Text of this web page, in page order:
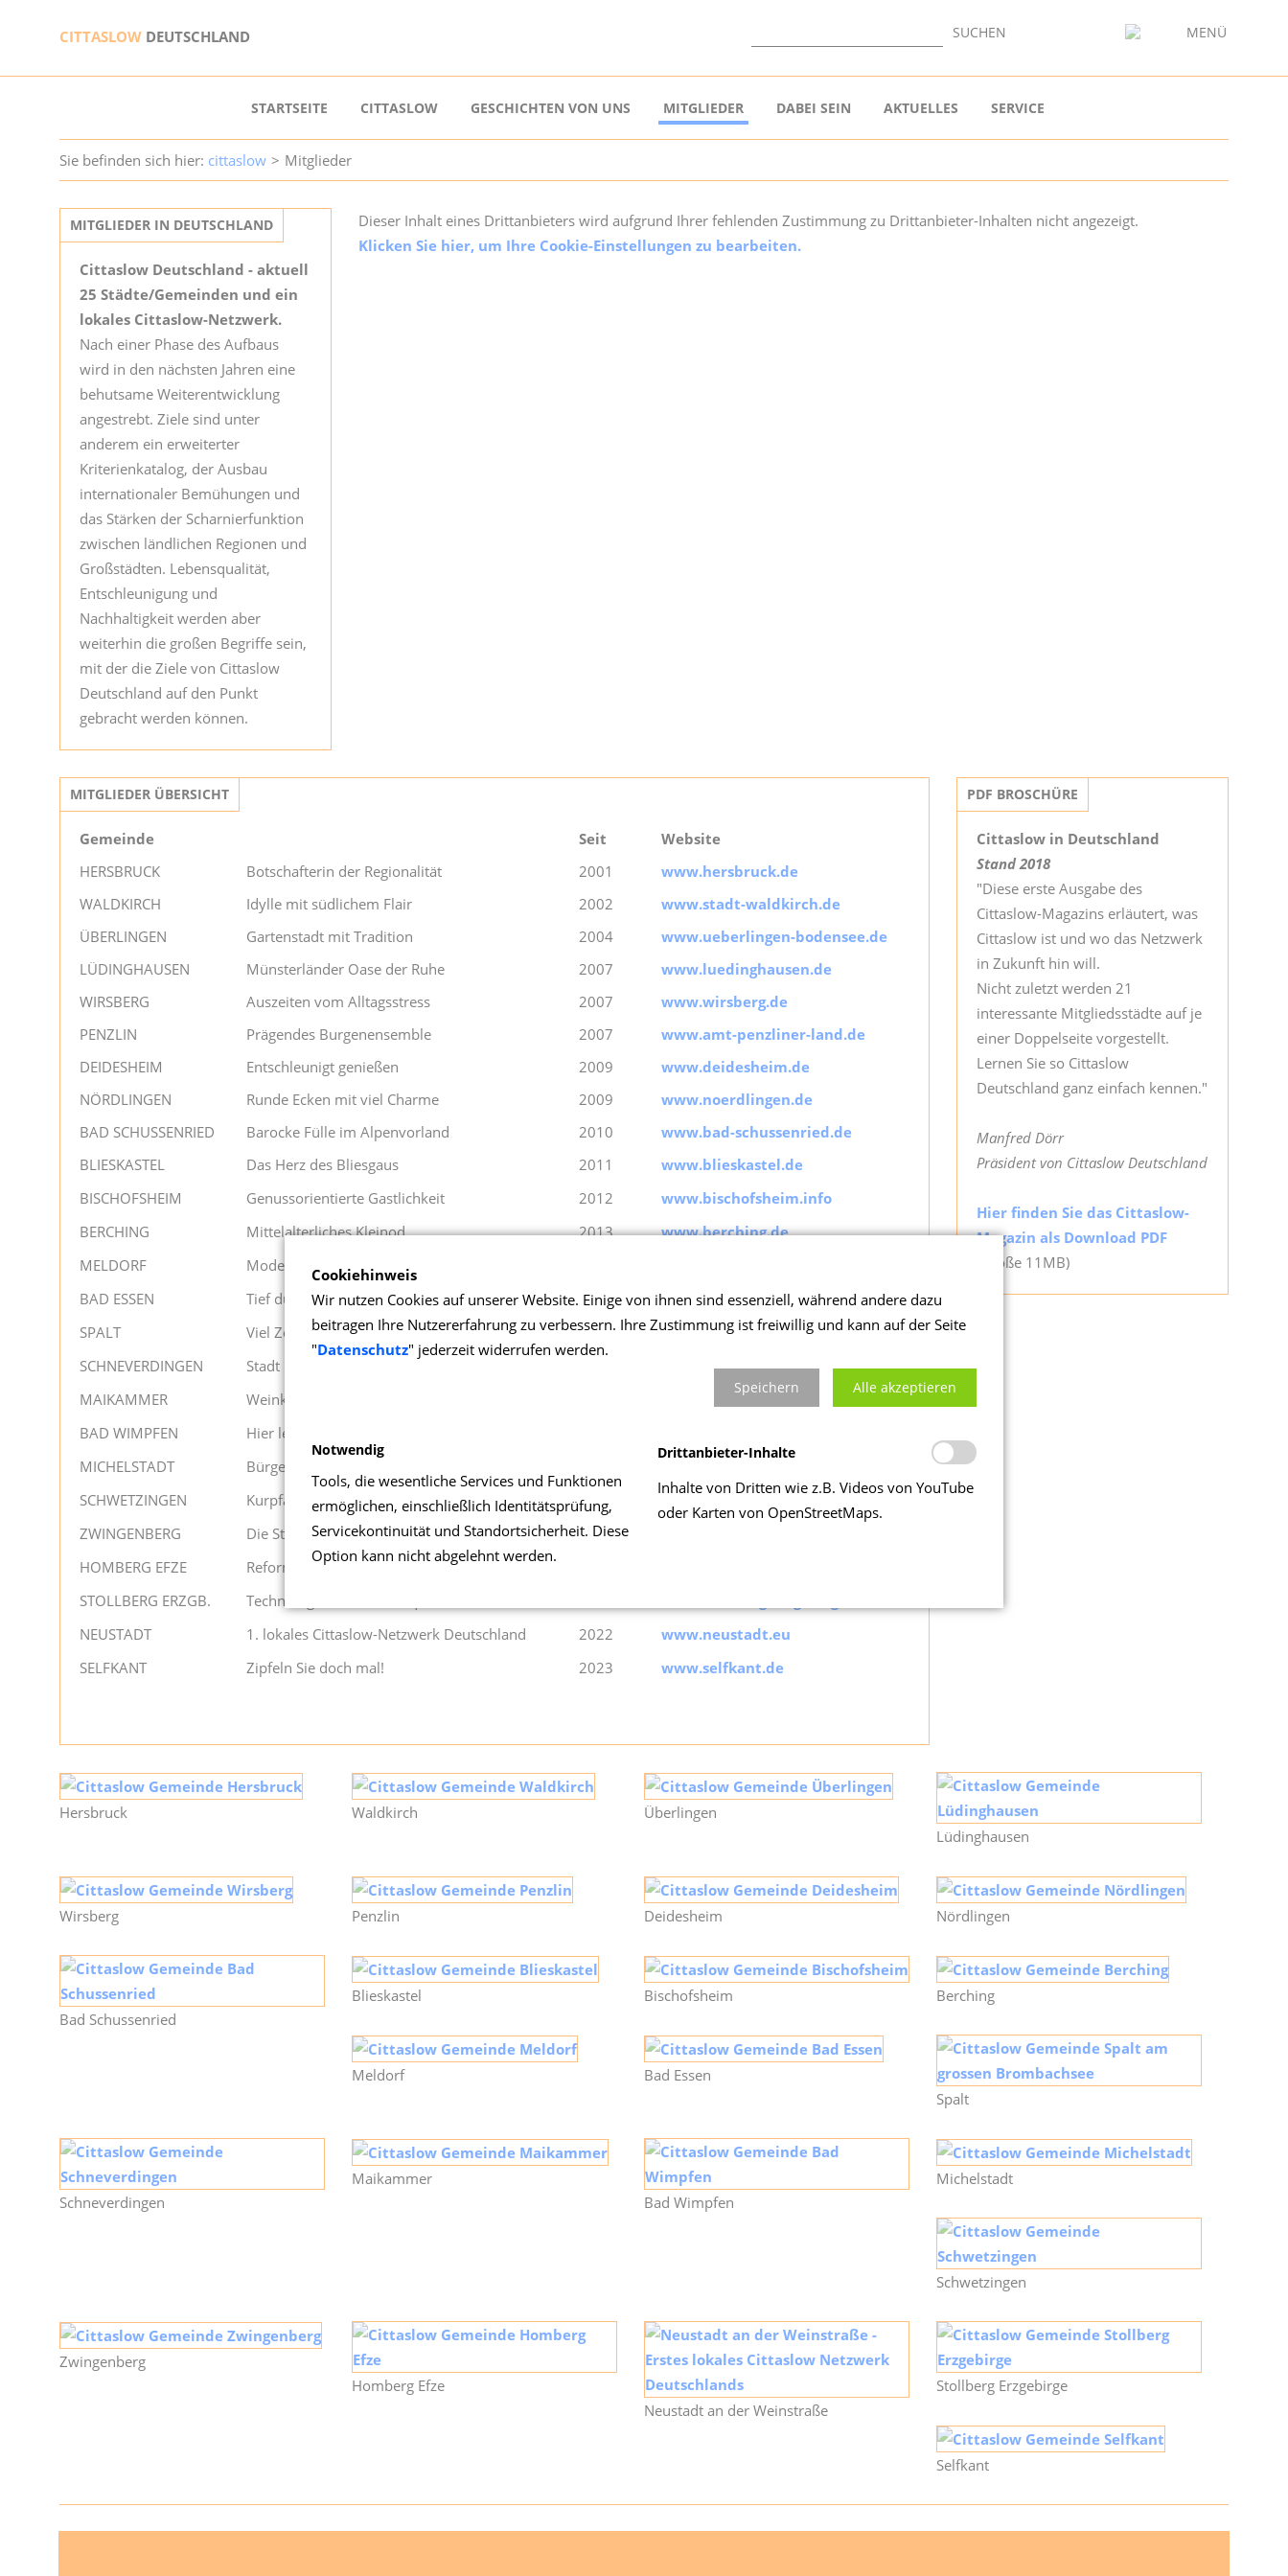
CITTASLOW DEUTSCHLAND SUCHEN MENÜ
STARTSEITE CITTASLOW GESCHICHTEN VON UNS MITGLIEDER DABEI SEIN AKTUELLES SERVICE
cittaslow Mitglieder
MITGLIEDER IN DEUTSCHLAND
Cittaslow Deutschland - aktuell
25 Städte/Gemeinden und ein
lokales Cittaslow-Netzwerk.
Nach einer Phase des Aufbaus
wird in den nächsten Jahren eine
behutsame Weiterentwicklung
angestrebt. Ziele sind unter
anderem ein erweiterter
Kriterienkatalog, der Ausbau
internationaler Bemühungen und
das Stärken der Scharnierfunktion
zwischen ländlichen Regionen und
Großstädten. Lebensqualität,
Entschleunigung und
Nachhaltigkeit werden aber
weiterhin die großen Begriffe sein,
mit der die Ziele von Cittaslow
Deutschland auf den Punkt
gebracht werden können.
Dieser Inhalt eines Drittanbieters wird aufgrund Ihrer fehlenden Zustimmung zu Drittanbieter-Inhalten nicht angezeigt.
Klicken Sie hier, um Ihre Cookie-Einstellungen zu bearbeiten.
MITGLIEDER ÜBERSICHT
Gemeinde Seit
Website
HERSBRUCK
Botschafterin der Regionalität 2001
www.hersbruck.de
WALDKIRCH
Idylle mit südlichem Flair 2002
www.stadt-waldkirch.de
ÜBERLINGEN
Gartenstadt mit Tradition 2004
www.ueberlingen-bodensee.de
LÜDINGHAUSEN
Münsterländer Oase der Ruhe 2007
www.luedinghausen.de
WIRSBERG
Auszeiten vom Alltagsstress 2007
www.wirsberg.de
PENZLIN
Prägendes Burgenensemble 2007
www.amt-penzliner-land.de
DEIDESHEIM
Entschleunigt genießen 2009
www.deidesheim.de
NÖRDLINGEN
Runde Ecken mit viel Charme 2009
www.noerdlingen.de
BAD SCHUSSENRIED
Barocke Fülle im Alpenvorland 2010
www.bad-schussenried.de
BLIESKASTEL
Das Herz des Bliesgaus 2011
www.blieskastel.de
BISCHOFSHEIM
Genussorientierte Gastlichkeit 2012
www.bischofsheim.info
BERCHING
Mittelalterliches Kleinod 2013
www.berching.de
MELDORF
Moderne trifft Tradition
BAD ESSEN
Tief durchatmen im Sole-Kurort 2015
www.badessen.de
SPALT
Viel Zeit für Geschmack 2016
www.spalt.de
SCHNEVERDINGEN
Stadt im Heide-Paradies
www.schneverdingen.de
MAIKAMMER
Weinkultur im Erlebnisland
www.maikammer.de
BAD WIMPFEN
Hier lebt Geschichte
MICHELSTADT
Bürgerstadt pflegt Tradition
SCHWETZINGEN
Kurpfälzische Flaniermeile 2018
ZWINGENBERG
Die Stadt im „Frühlingsgarten“ 2018
HOMBERG EFZE
Reformationsstadt Hessens
STOLLBERG ERZGB.
Technologie trifft Lebensqualität
NEUSTADT
1. lokales Cittaslow-Netzwerk Deutschland 2022
www.neustadt.eu
SELFKANT
Zipfeln Sie doch mal! 2023 www.selfkant.de
PDF BROSCHÜRE
Cittaslow in Deutschland
Stand 2018
"Diese erste Ausgabe des
Cittaslow-Magazins erläutert, was
Cittaslow ist und wo das Netzwerk
in Zukunft hin will.
Nicht zuletzt werden 21
interessante Mitgliedsstädte auf je
einer Doppelseite vorgestellt.
Lernen Sie so Cittaslow
Deutschland ganz einfach kennen."
Manfred Dörr
Präsident von Cittaslow Deutschland
Hier finden Sie das Cittaslow-
Magazin als Download PDF
(Größe 11MB)
Hersbruck Waldkirch
Überlingen
Lüdinghausen
Wirsberg Penzlin Deidesheim Nördlingen
Bad Schussenried
Blieskastel Bischofsheim Berching
Meldorf
Bad Essen
Spalt
Schneverdingen
Maikammer
Bad Wimpfen
Michelstadt
Schwetzingen
Zwingenberg
Homberg Efze
Neustadt an der Weinstraße
Stollberg Erzgebirge
Selfkant
Cookiehinweis
Wir nutzen Cookies auf unserer Website. Einige von ihnen sind essenziell, während andere dazu
beitragen Ihre Nutzererfahrung zu verbessern. Ihre Zustimmung ist freiwillig und kann auf der Seite
"Datenschutz" jederzeit widerrufen werden.
Speichern Alle akzeptieren
Notwendig
Tools, die wesentliche Services und Funktionen
ermöglichen, einschließlich Identitätsprüfung,
Servicekontinuität und Standortsicherheit. Diese
Option kann nicht abgelehnt werden.
Drittanbieter-Inhalte
Inhalte von Dritten wie z.B. Videos von YouTube
oder Karten von OpenStreetMaps.